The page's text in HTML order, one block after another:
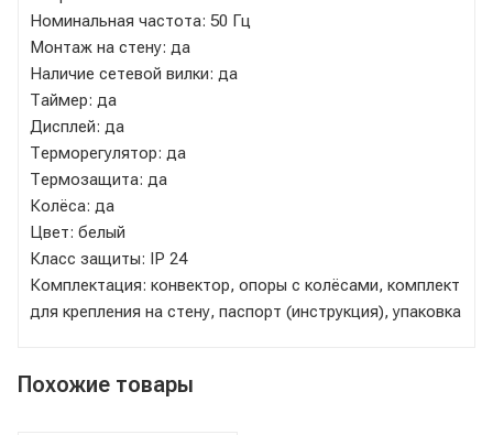
Номинальная частота: 50 Гц
Монтаж на стену: да
Наличие сетевой вилки: да
Таймер: да
Дисплей: да
Терморегулятор: да
Термозащита: да
Колёса: да
Цвет: белый
Класс защиты: IP 24
Комплектация: конвектор, опоры с колёсами, комплект
для крепления на стену, паспорт (инструкция), упаковка
Похожие товары